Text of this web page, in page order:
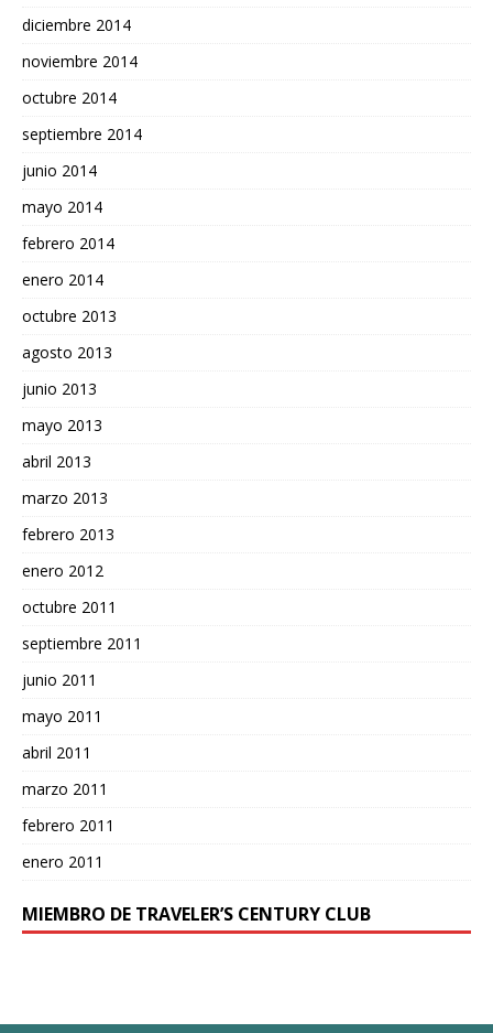
diciembre 2014
noviembre 2014
octubre 2014
septiembre 2014
junio 2014
mayo 2014
febrero 2014
enero 2014
octubre 2013
agosto 2013
junio 2013
mayo 2013
abril 2013
marzo 2013
febrero 2013
enero 2012
octubre 2011
septiembre 2011
junio 2011
mayo 2011
abril 2011
marzo 2011
febrero 2011
enero 2011
MIEMBRO DE TRAVELER’S CENTURY CLUB